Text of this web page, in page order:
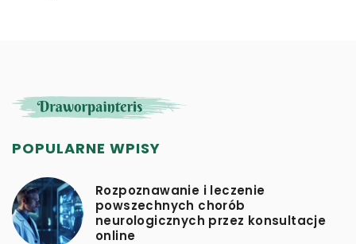
POPULARNE WPISY
Rozpoznawanie i leczenie
powszechnych chorób
neurologicznych przez konsultacje
online